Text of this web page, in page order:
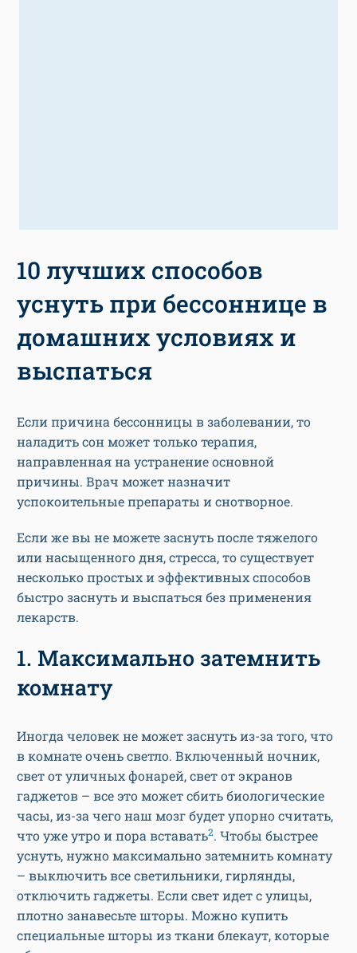
10 лучших способов
уснуть при бессоннице в
домашних условиях и
выспаться
Если причина бессонницы в заболевании, то
наладить сон может только терапия,
направленная на устранение основной
причины. Врач может назначит
успокоительные препараты и снотворное.
Если же вы не можете заснуть после тяжелого
или насыщенного дня, стресса, то существует
несколько простых и эффективных способов
быстро заснуть и выспаться без применения
лекарств.
1. Максимально затемнить
комнату
Иногда человек не может заснуть из-за того, что
в комнате очень светло. Включенный ночник,
свет от уличных фонарей, свет от экранов
гаджетов – все это может сбить биологические
часы, из-за чего наш мозг будет упорно считать,
что уже утро и пора вставать2. Чтобы быстрее
уснуть, нужно максимально затемнить комнату
– выключить все светильники, гирлянды,
отключить гаджеты. Если свет идет с улицы,
плотно занавесьте шторы. Можно купить
специальные шторы из ткани блекаут, которые